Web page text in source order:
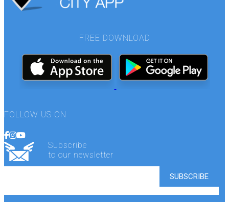
FREE DOWNLOAD
FOLLOW US ON
Subscribe
to our newsletter